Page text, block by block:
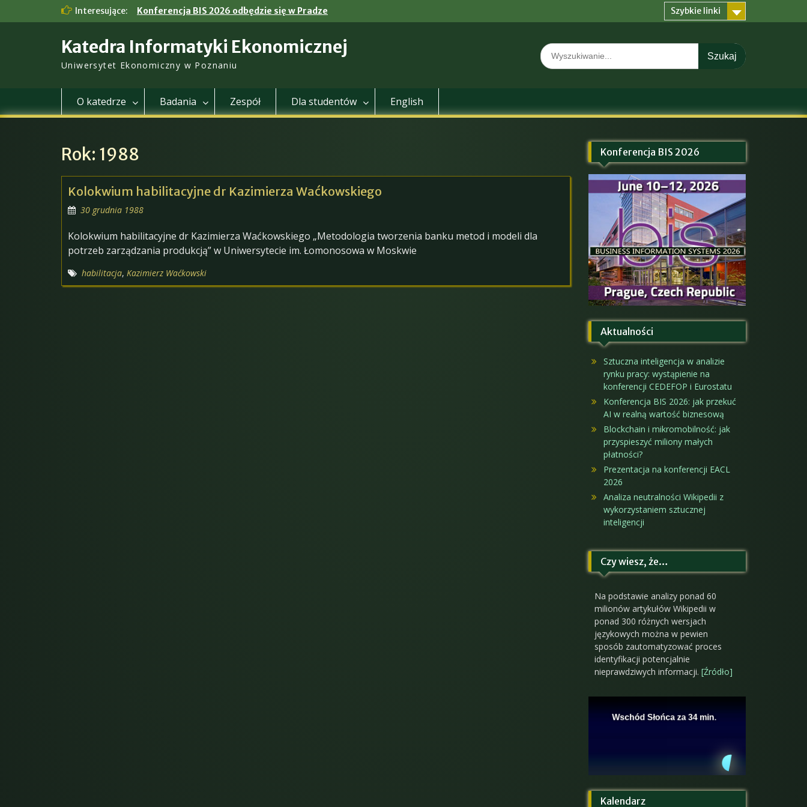
Interesujące: Konferencja BIS 2026 odbędzie się w Pradze Szybkie linki
Katedra Informatyki Ekonomicznej
Uniwersytet Ekonomiczny w Poznaniu
Search
for:
O katedrze Badania Zespół Dla studentów English
Rok: 1988
Kolokwium habilitacyjne dr Kazimierza Waćkowskiego
30 grudnia 1988
Kolokwium habilitacyjne dr Kazimierza Waćkowskiego „Metodologia tworzenia banku metod i modeli dla
potrzeb zarządzania produkcją” w Uniwersytecie im. Łomonosowa w Moskwie
habilitacja, Kazimierz Waćkowski
Konferencja BIS 2026
Aktualności
Sztuczna inteligencja w analizie
rynku pracy: wystąpienie na
konferencji CEDEFOP i Eurostatu
Konferencja BIS 2026: jak przekuć
AI w realną wartość biznesową
Blockchain i mikromobilność: jak
przyspieszyć miliony małych
płatności?
Prezentacja na konferencji EACL
2026
Analiza neutralności Wikipedii z
wykorzystaniem sztucznej
inteligencji
Czy wiesz, że…
Na podstawie analizy ponad 60
milionów artykułów Wikipedii w
ponad 300 różnych wersjach
językowych można w pewien
sposób zautomatyzować proces
identyfikacji potencjalnie
nieprawdziwych informacji. [Źródło]
Kalendarz